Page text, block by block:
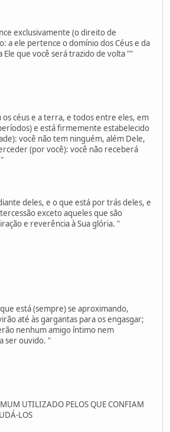
exclusivamente (o direito de
a ele pertence o domínio dos Céus e da
Ele que você será trazido de volta ""
os céus e a terra, e todos entre eles, em
e está firmemente estabelecido
você não tem ninguém, além Dele,
(por você): você não receberá
deles, e o que está por trás deles, e
exceto aqueles que são
e reverência à Sua glória. "
está (sempre) se aproximando,
até às gargantas para os engasgar;
nenhum amigo íntimo nem
ser ouvido. "
UTILIZADO PELOS QUE CONFIAM
LOS